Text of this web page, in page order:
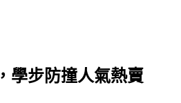
學步防撞人氣熱賣